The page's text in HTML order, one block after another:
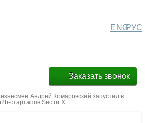
РУС
ENG
Заказать звонок
Андрей Комаровский запустил в
стартапов Sector X